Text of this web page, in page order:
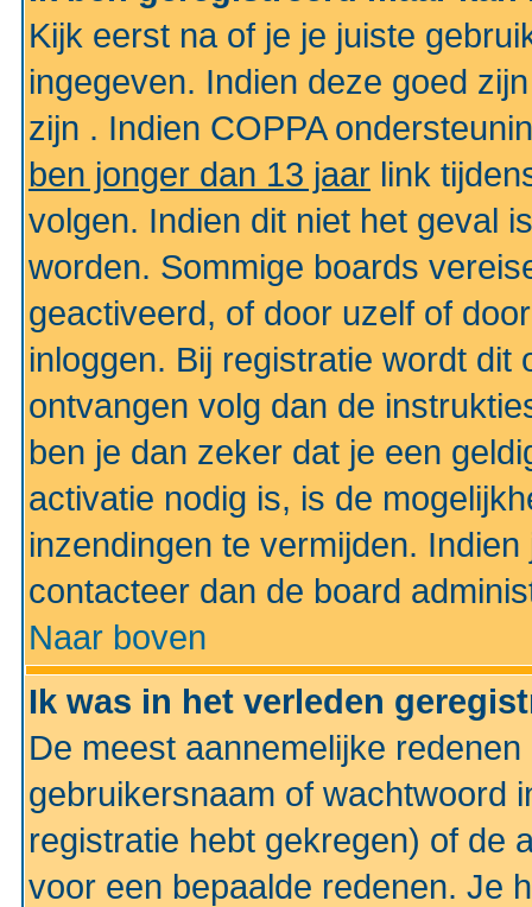
Kijk eerst na of je je juiste
ingegeven. Indien deze goed
zijn . Indien COPPA
ben jonger dan 13 jaar link
volgen. Indien dit niet het geval
worden. Sommige boards
geactiveerd, of door uzelf of
inloggen. Bij registratie wordt dit
ontvangen volg dan de
ben je dan zeker dat je een
activatie nodig is, is de
inzendingen te vermijden.
contacteer dan de board
Naar boven
Ik was in het verleden
De meest aannemelijke
gebruikersnaam of wachtwoord
registratie hebt gekregen) of de
voor een bepaalde redenen. Je